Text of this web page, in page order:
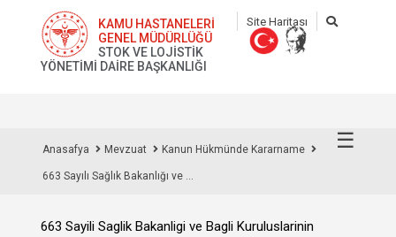
KAMU HASTANELERİ
GENEL MÜDÜRLÜĞÜ
STOK VE LOJİSTİK
YÖNETİMİ DAİRE BAŞKANLIĞI
Site Haritası
☰
Anasafya Mevzuat Kanun Hükmünde Kararname
663 Sayılı Sağlık Bakanlığı ve ...
663 Sayili Saglik Bakanligi ve Bagli Kuruluslarinin